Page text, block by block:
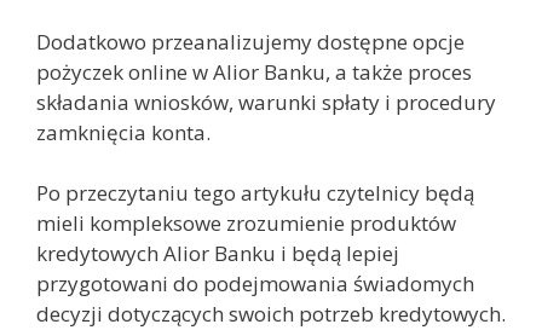
Dodatkowo przeanalizujemy dostępne opcje
pożyczek online w Alior Banku, a także proces
składania wniosków, warunki spłaty i procedury
zamknięcia konta.
Po przeczytaniu tego artykułu czytelnicy będą
mieli kompleksowe zrozumienie produktów
kredytowych Alior Banku i będą lepiej
przygotowani do podejmowania świadomych
decyzji dotyczących swoich potrzeb kredytowych.